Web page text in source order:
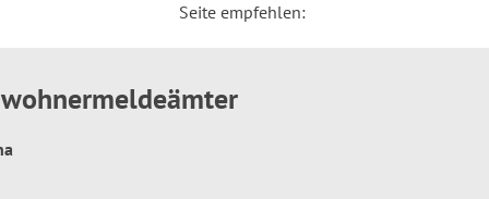
Seite empfehlen: